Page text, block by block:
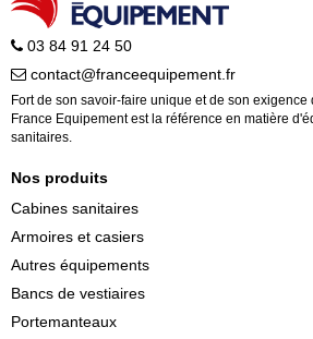
03 84 91 24 50
contact@franceequipement.fr
Fort de son savoir-faire unique et de son
France Equipement est la référence en matière
sanitaires.
Nos produits
Cabines sanitaires
Armoires et casiers
Autres équipements
Bancs de vestiaires
Portemanteaux